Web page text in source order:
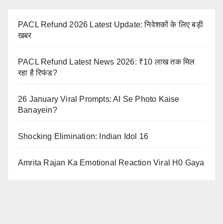
PACL Refund 2026 Latest Update: निवेशकों के लिए बड़ी
खबर
PACL Refund Latest News 2026: ₹10 लाख तक मिल
रहा है रिफंड?
26 January Viral Prompts: AI Se Photo Kaise
Banayein?
Shocking Elimination: Indian Idol 16
Amrita Rajan Ka Emotional Reaction Viral H0 Gaya